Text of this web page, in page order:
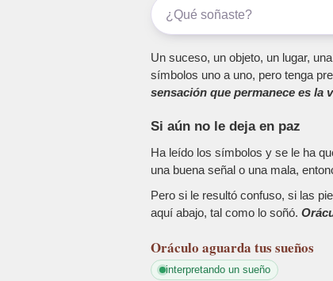
Un suceso, un objeto, un lugar,
símbolos uno a uno, pero tenga
sensación que permanece es la
Si aún no le deja en paz
Ha leído los símbolos y se le ha
una buena señal o una mala,
Pero si le resultó confuso, si las
aquí abajo, tal como lo soñó.
Oráculo aguarda tus sueños
interpretando un sueño